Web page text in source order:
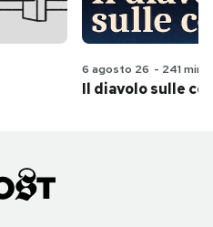
6 agosto 26 - 241 min
Il diavolo sulle